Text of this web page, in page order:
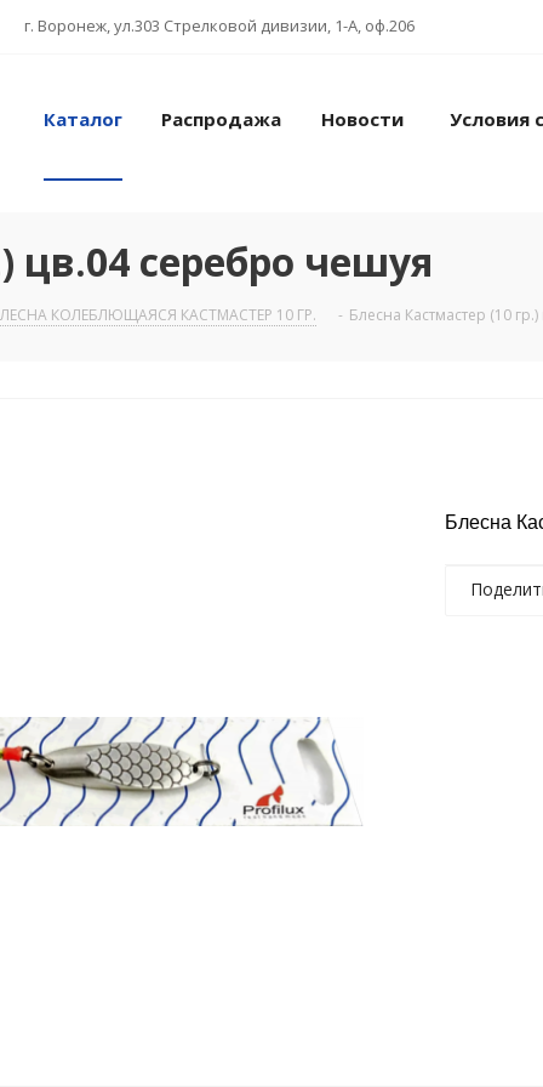
г. Воронеж, ул.303 Стрелковой дивизии, 1-А, оф.206
Каталог Распродажа Новости Условия
цв.04 серебро чешуя
КОЛЕБЛЮЩАЯСЯ КАСТМАСТЕР 10 ГР. - Блесна Кастмастер (10
Блесна